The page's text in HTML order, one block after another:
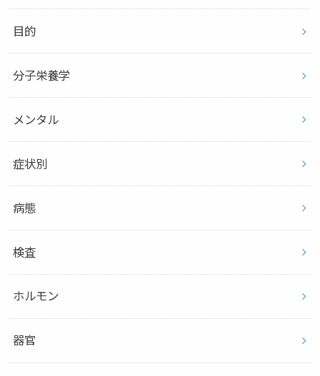
目的
分子栄養学
メンタル
症状別
病態
検査
ホルモン
器官